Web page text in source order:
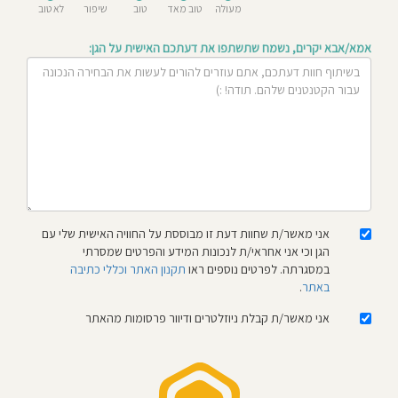
מעולה טוב מאד טוב
שיפור
לא טוב
אמא/אבא יקרים, נשמח שתשתפו את דעתכם האישית על הגן:
אני מאשר/ת שחוות דעת זו מבוססת על החוויה האישית שלי עם
הגן וכי אני אחראי/ת לנכונות המידע והפרטים שמסרתי
במסגרתה. לפרטים נוספים ראו תקנון האתר וכללי כתיבה
באתר.
אני מאשר/ת קבלת ניוזלטרים ודיוור פרסומות מהאתר